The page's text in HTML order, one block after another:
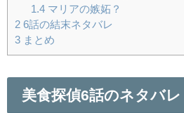
1.4マリアの嫉妬？
2 6話の結末ネタバレ
3 まとめ
美食探偵6話のネタバレ